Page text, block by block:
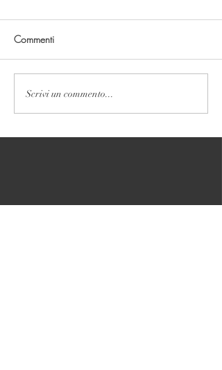
Commenti
Scrivi un commento...